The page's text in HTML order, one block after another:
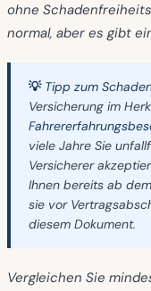
ohne
normal, aber es gibt
💡 Tipp zum
Versicherung im
viele Jahre Sie
Versicherer
Ihnen bereits ab
sie vor
diesem Dokument.
Vergleichen Sie